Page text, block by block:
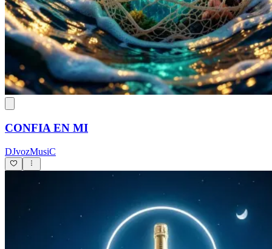
CONFIA EN MI
DJvozMusiC